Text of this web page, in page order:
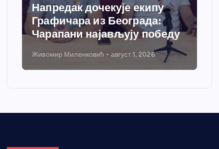
Напредак дочекује екипу
Графичара из Београда:
Чарапани најављују победу
Живомир Миленковић август 1, 2026